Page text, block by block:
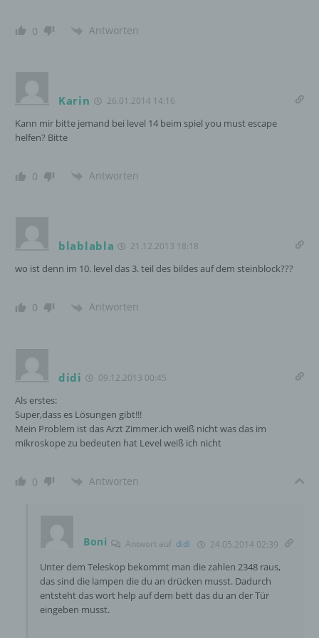
0 Antworten
Karin 26.01.2014 14:16
Kann mir bitte jemand bei level 14 beim spiel you must escape
helfen? Bitte
0 Antworten
blablabla 21.12.2013 18:18
wo ist denn im 10. level das 3. teil des bildes auf dem steinblock???
0 Antworten
didi 09.12.2013 00:45
Als erstes:
Super,dass es Lösungen gibt!!!
Mein Problem ist das Arzt Zimmer.ich weiß nicht was das im
mikroskope zu bedeuten hat Level weiß ich nicht
0 Antworten
Boni Antwort auf didi 24.05.2014 02:39
Unter dem Teleskop bekommt man die zahlen 2348 raus,
das sind die lampen die du an drücken musst. Dadurch
entsteht das wort help auf dem bett das du an der Tür
eingeben musst.
Verantwortlicher oder für die Verarbeitung
juristische Person, Behörde, Einrichtung
oder andere Stelle, die allein oder
personenbezogenen Daten entscheidet.
so kann der Verantwortliche
beziehungsweise können die bestimmten
Kriterien seiner Benennung nach dem
Auftragsverarbeiter ist eine natürliche oder
Daten im Auftrag des Verantwortlichen
verarbeitet.
i) Empfänger
Stelle, der personenbezogene Daten
es sich bei ihr um einen Dritten handelt oder
nicht. Behörden, die im Rahmen eines
bestimmten Untersuchungsauftrags nach
dem Unionsrecht oder dem Recht der